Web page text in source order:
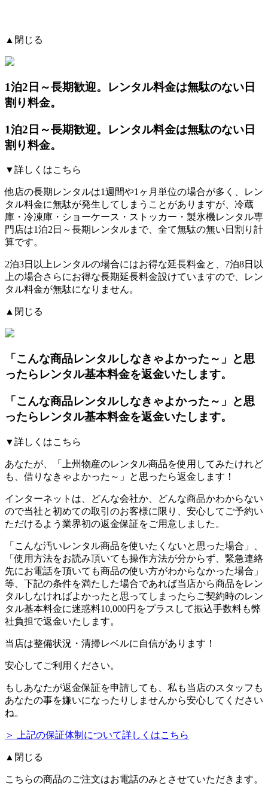
▲閉じる
1泊2日～長期歓迎。レンタル料金は無駄のない日
割り料金。
1泊2日～長期歓迎。レンタル料金は無駄のない日
割り料金。
▼詳しくはこちら
他店の長期レンタルは1週間や1ヶ月単位の場合が多く、レン
タル料金に無駄が発生してしまうことがありますが、冷蔵
庫・冷凍庫・ショーケース・ストッカー・製氷機レンタル専
門店は1泊2日～長期レンタルまで、全て無駄の無い日割り計
算です。
2泊3日以上レンタルの場合にはお得な延長料金と、7泊8日以
上の場合さらにお得な長期延長料金設けていますので、レン
タル料金が無駄になりません。
▲閉じる
「こんな商品レンタルしなきゃよかった～」と思
ったらレンタル基本料金を返金いたします。
「こんな商品レンタルしなきゃよかった～」と思
ったらレンタル基本料金を返金いたします。
▼詳しくはこちら
あなたが、「上州物産のレンタル商品を使用してみたけれど
も、借りなきゃよかった～」と思ったら返金します！
インターネットは、どんな会社か、どんな商品かわからない
ので当社と初めての取引のお客様に限り、安心してご予約い
ただけるよう業界初の返金保証をご用意しました。
「こんな汚いレンタル商品を使いたくないと思った場合」、
「使用方法をお読み頂いても操作方法が分からず、緊急連絡
先にお電話を頂いても商品の使い方がわからなかった場合」
等、下記の条件を満たした場合であれば当店から商品をレン
タルしなければよかったと思ってしまったらご契約時のレン
タル基本料金に迷惑料10,000円をプラスして振込手数料も弊
社負担で返金いたします。
当店は整備状況・清掃レベルに自信があります！
安心してご利用ください。
もしあなたが返金保証を申請しても、私も当店のスタッフも
あなたの事を嫌いになったりしませんから安心してください
ね。
＞ 上記の保証体制について詳しくはこちら
▲閉じる
こちらの商品のご注文はお電話のみとさせていただきます。